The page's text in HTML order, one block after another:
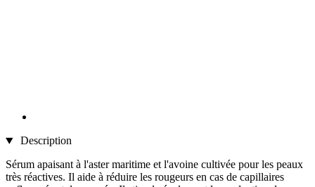
Description
Sérum apaisant à l'aster maritime et l'avoine cultivée pour les peaux
très réactives. Il aide à réduire les rougeurs en cas de capillaires